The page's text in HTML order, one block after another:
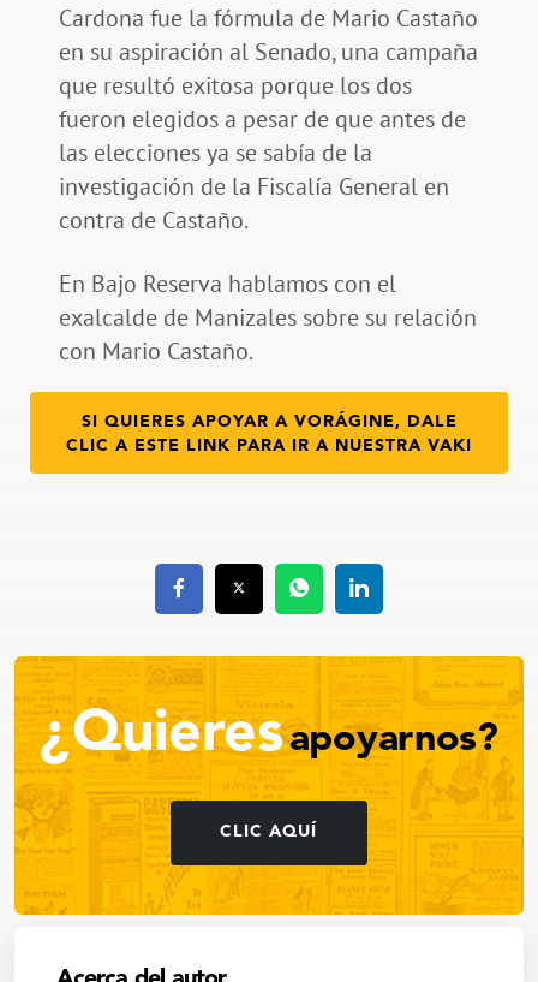
Cardona fue la fórmula de Mario Castaño
en su aspiración al Senado, una campaña
que resultó exitosa porque los dos
fueron elegidos a pesar de que antes de
las elecciones ya se sabía de la
investigación de la Fiscalía General en
contra de Castaño.
En Bajo Reserva hablamos con el
exalcalde de Manizales sobre su relación
con Mario Castaño.
SI QUIERES APOYAR A VORÁGINE, DALE
CLIC A ESTE LINK PARA IR A NUESTRA VAKI
¿Quieresapoyarnos?
CLIC AQUÍ